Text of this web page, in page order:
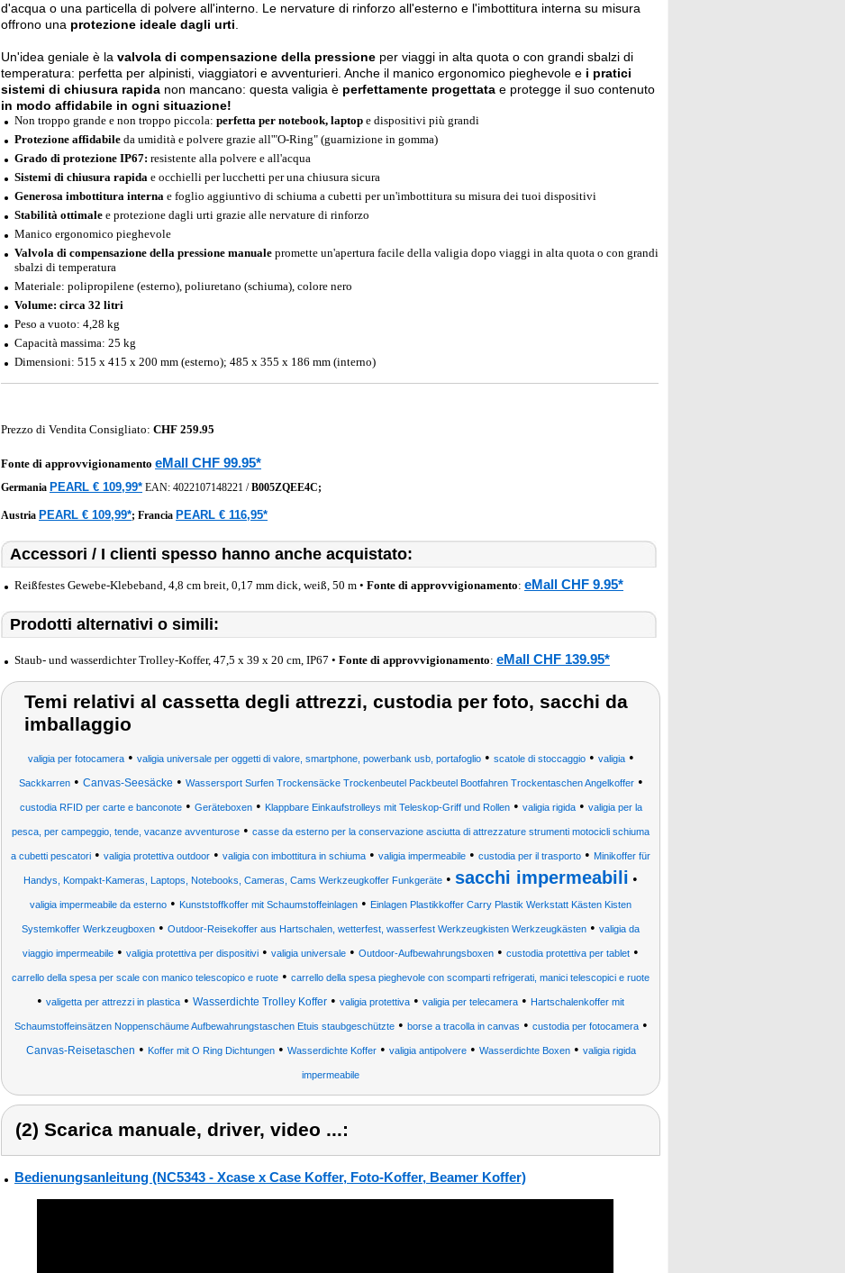
d'acqua o una particella di polvere all'interno. Le nervature di rinforzo all'esterno e l'imbottitura interna su misura
offrono una protezione ideale dagli urti
Un'idea geniale è la valvola di compensazione della pressione per viaggi in alta quota o con grandi sbalzi di
temperatura: perfetta per alpinisti, viaggiatori e avventurieri. Anche il manico ergonomico pieghevole e i pratici
sistemi di chiusura rapida non mancano: questa valigia è perfettamente progettata e protegge il suo contenuto
in modo affidabile in ogni situazione!
Non troppo grande e non troppo piccola: perfetta per notebook, laptop e dispositivi più grandi
Protezione affidabile da umidità e polvere grazie all'"O-Ring" (guarnizione in gomma)
Grado di protezione IP67: resistente alla polvere e all'acqua
Sistemi di chiusura rapida e occhielli per lucchetti per una chiusura sicura
Generosa imbottitura interna e foglio aggiuntivo di schiuma a cubetti per un'imbottitura su misura dei tuoi dispositivi
Stabilità ottimale e protezione dagli urti grazie alle nervature di rinforzo
Manico ergonomico pieghevole
Valvola di compensazione della pressione manuale promette un'apertura facile della valigia dopo viaggi in alta quota o con grandi
sbalzi di temperatura
Materiale: polipropilene (esterno), poliuretano (schiuma), colore nero
Volume: circa 32 litri
Peso a vuoto: 4,28 kg
Capacità massima: 25 kg
Dimensioni: 515 x 415 x 200 mm (esterno); 485 x 355 x 186 mm (interno)
Prezzo di Vendita Consigliato: CHF 259.95
Fonte di approvvigionamento eMall CHF 99.95*
Germania PEARL € 109,99* EAN: 4022107148221 /B005ZQEE4C;
Austria PEARL € 109,99*; Francia PEARL € 116,95*
Accessori / I clienti spesso hanno anche acquistato:
Reißfestes Gewebe-Klebeband, 4,8 cm breit, 0,17 mm dick, weiß, 50 m • Fonte di approvvigionamento: eMall CHF 9.95*
Prodotti alternativi o simili:
Staub- und wasserdichter Trolley-Koffer, 47,5 x 39 x 20 cm, IP67 • Fonte di approvvigionamento: eMall CHF 139.95*
Temi relativi al cassetta degli attrezzi, custodia per foto, sacchi da
imballaggio
valigia per fotocamera• valigia universale per oggetti di valore, smartphone, powerbank usb, portafoglio• scatole di stoccaggio• valigia•
Sackkarren• Canvas-Seesäcke • Wassersport Surfen Trockensäcke Trockenbeutel Packbeutel Bootfahren Trockentaschen Angelkoffer•
custodia RFID per carte e banconote• Geräteboxen• Klappbare Einkaufstrolleys mit Teleskop-Griff und Rollen• valigia rigida• valigia per la
pesca, per campeggio, tende, vacanze avventurose • casse da esterno per la conservazione asciutta di attrezzature strumenti motocicli schiuma
a cubetti pescatori • valigia protettiva outdoor • valigia con imbottitura in schiuma • valigia impermeabile • custodia per il trasporto • Minikoffer für
Handys, Kompakt-Kameras, Laptops, Notebooks, Cameras, Cams Werkzeugkoffer Funkgeräte • sacchi impermeabili •
valigia impermeabile da esterno • Kunststoffkoffer mit Schaumstoffeinlagen • Einlagen Plastikkoffer Carry Plastik Werkstatt Kästen Kisten
Systemkoffer Werkzeugboxen • Outdoor-Reisekoffer aus Hartschalen, wetterfest, wasserfest Werkzeugkisten Werkzeugkästen • valigia da
viaggio impermeabile • valigia protettiva per dispositivi • valigia universale • Outdoor-Aufbewahrungsboxen • custodia protettiva per tablet •
carrello della spesa per scale con manico telescopico e ruote • carrello della spesa pieghevole con scomparti refrigerati, manici telescopici e ruote
• valigetta per attrezzi in plastica • Wasserdichte Trolley Koffer • valigia protettiva • valigia per telecamera • Hartschalenkoffer mit
Schaumstoffeinsätzen Noppenschäume Aufbewahrungstaschen Etuis staubgeschützte• borse a tracolla in canvas • custodia per fotocamera•
Canvas-Reisetaschen • Koffer mit O Ring Dichtungen• Wasserdichte Koffer• valigia antipolvere• Wasserdichte Boxen• valigia rigida
impermeabile
(2) Scarica manuale, driver, video ...:
Bedienungsanleitung (NC5343 - Xcase x Case Koffer, Foto-Koffer, Beamer Koffer)